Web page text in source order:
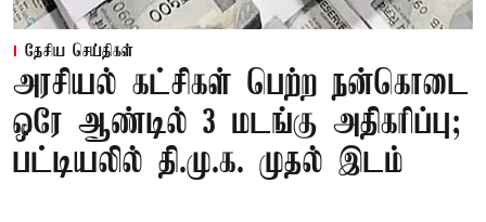
தேசிய செய்திகள்
அரசியல் கட்சிகள் பெற்ற நன்கொடை
ஒரே ஆண்டில் 3 மடங்கு அதிகரிப்பு;
பட்டியலில் தி.மு.க. முதல் இடம்